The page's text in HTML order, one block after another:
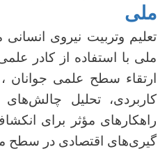
ملی
تعلیم وتربیت نیروی
ملی با استفاده از کادر
ارتقاء سطح علمی جوانان
کاربردی، تحلیل
راهکارهای مؤثر برای
گیری‌های اقتصادی در سطح